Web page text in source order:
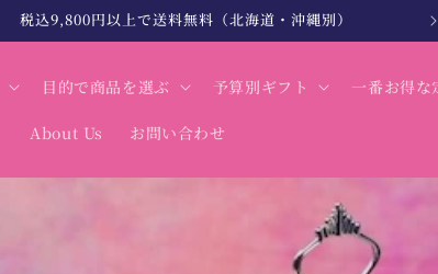
北海道・沖縄は税込12,000円以上で送料無料
目的で商品を選ぶ 予算別ギフト 一番お得な
About Us お問い合わせ